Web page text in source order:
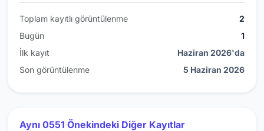
Toplam kayıtlı görüntülenme
2
Bugün
1
İlk kayıt
Haziran 2026'da
Son görüntülenme
5 Haziran 2026
Aynı 0551 Önekindeki Diğer Kayıtlar